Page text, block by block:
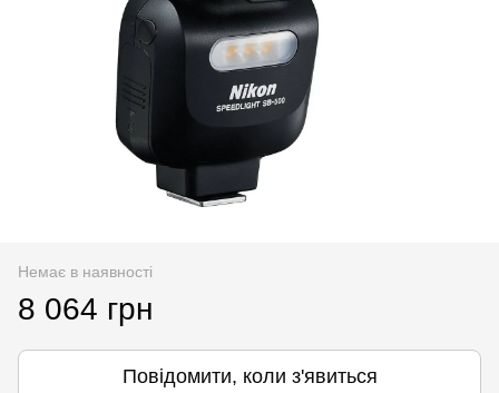
Немає в наявності
8 064 грн
Повідомити, коли з'явиться